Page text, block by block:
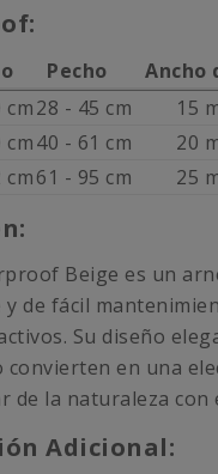
Pecho
Ancho
cm28 - 45 cm
15
cm40 - 61 cm
20
cm61 - 95 cm 25
Beige es un
y de fácil
Su diseño
convierten en una
de la naturaleza con
Adicional: